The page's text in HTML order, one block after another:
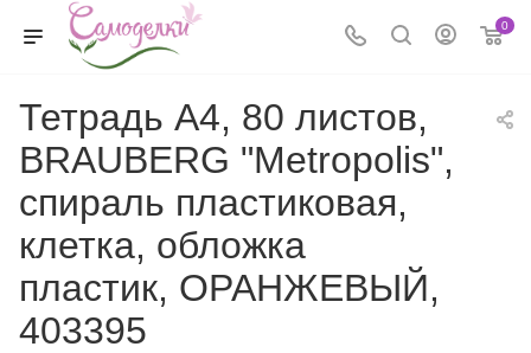
0
Тетрадь А4, 80 листов,
BRAUBERG "Metropolis",
спираль пластиковая,
клетка, обложка
пластик, ОРАНЖЕВЫЙ,
403395